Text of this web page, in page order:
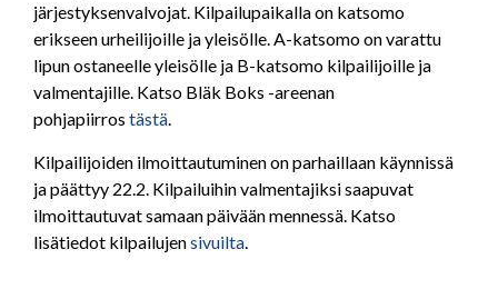
järjestyksenvalvojat. Kilpailupaikalla on katsomo
erikseen urheilijoille ja yleisölle. A-katsomo on varattu
lipun ostaneelle yleisölle ja B-katsomo kilpailijoille ja
valmentajille. Katso Bläk Boks -areenan
pohjapiirros tästä.
Kilpailijoiden ilmoittautuminen on parhaillaan käynnissä
ja päättyy 22.2. Kilpailuihin valmentajiksi saapuvat
ilmoittautuvat samaan päivään mennessä. Katso
lisätiedot kilpailujensivuilta